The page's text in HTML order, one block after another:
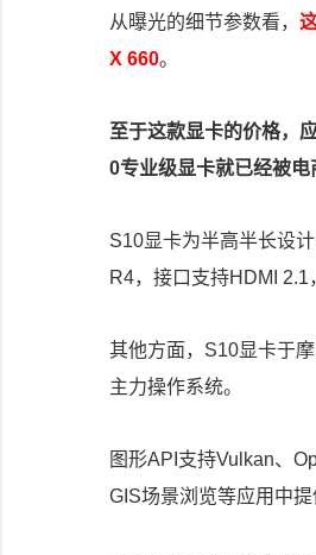
从曝光的细节参数看，
X 660。
至于这款显卡的价格，
0专业级显卡就已经被
S10显卡为半高半长设
R4，接口支持HDMI
其他方面，S10显卡于
主力操作系统。
图形API支持Vulkan、
GIS场景浏览等应用中提